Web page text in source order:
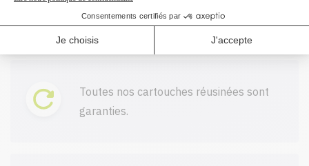
319,99$ (2 et
plus 286,60 $)
Toutes nos cartouches réusinées sont
garanties.